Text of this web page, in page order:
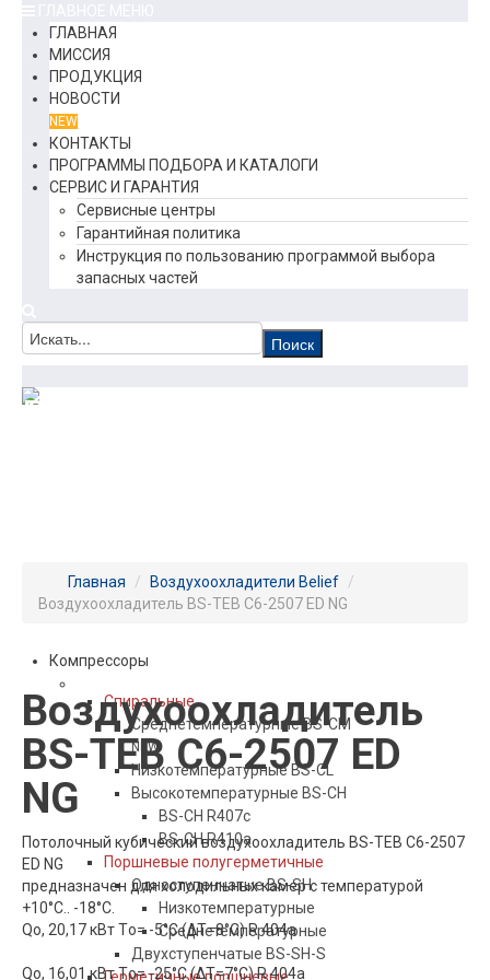
ГЛАВНАЯ
МИССИЯ
ПРОДУКЦИЯ
НОВОСТИ
NEW
КОНТАКТЫ
ПРОГРАММЫ ПОДБОРА И КАТАЛОГИ
СЕРВИС И ГАРАНТИЯ
Сервисные центры
Гарантийная политика
Инструкция по пользованию программой выбора
запасных частей
Компрессоры
Спиральные
Среднетемпературные BS-CM
NEW
Низкотемпературные BS-CL
Высокотемпературные BS-CH
BS-CH R407c
BS-CH R410a
Поршневые полугерметичные
Одноступенчатые BS-SH
Низкотемпературные
Среднетемпературные
Двухступенчатые BS-SH-S
Главная / Воздухоохладители Belief /
Воздухоохладитель BS-TEВ С6-2507 ЕD NG
Воздухоохладитель
BS-TEВ С6-2507 ЕD
NG
Потолочный кубический воздухоохладитель BS-TEB C6-2507
ED NG
предназначен для холодильных камер с температурой
+10°С.. -18°С.
Qo, 20,17 кВт Tо= -5°С (ΔT=8°С) R 404a
Qo, 16,01 кВт Tо= -25°С (ΔT=7°С) R 404a